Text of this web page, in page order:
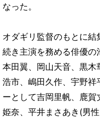
なった。
オダギリ監督のもとに結
続き主演を務める俳優の
本田翼、岡山天音、黒
浩市、嶋田久作、宇野
ーとして吉岡里帆、鹿
姫奈、平井まさあき(男